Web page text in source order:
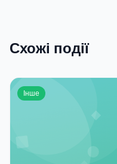
Схожі події
Інше